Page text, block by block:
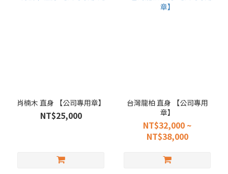
肖楠木 直身 【公司專用章】
NT$25,000
台灣龍柏 直身 【公司專用
章】
NT$32,000 ~
NT$38,000